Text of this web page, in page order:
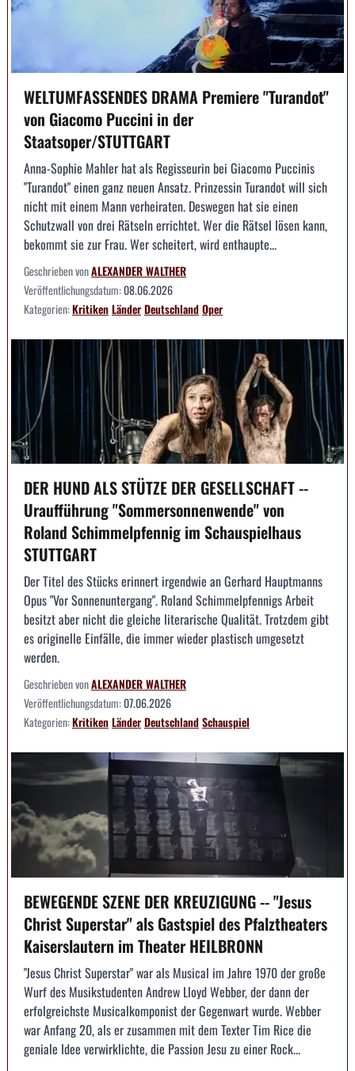
WELTUMFASSENDES DRAMA Premiere "Turandot"
von Giacomo Puccini in der
Staatsoper/STUTTGART
Anna-Sophie Mahler hat als Regisseurin bei Giacomo Puccinis
"Turandot" einen ganz neuen Ansatz. Prinzessin Turandot will sich
nicht mit einem Mann verheiraten. Deswegen hat sie einen
Schutzwall von drei Rätseln errichtet. Wer die Rätsel lösen kann,
bekommt sie zur Frau. Wer scheitert, wird enthaupte...
Geschrieben vonALEXANDER WALTHER
Veröffentlichungsdatum:08.06.2026
Kategorien:KritikenLänderDeutschlandOper
DER HUND ALS STÜTZE DER GESELLSCHAFT --
Uraufführung "Sommersonnenwende" von
Roland Schimmelpfennig im Schauspielhaus
STUTTGART
Der Titel des Stücks erinnert irgendwie an Gerhard Hauptmanns
Opus "Vor Sonnenuntergang". Roland Schimmelpfennigs Arbeit
besitzt aber nicht die gleiche literarische Qualität. Trotzdem gibt
es originelle Einfälle, die immer wieder plastisch umgesetzt
werden.
Geschrieben vonALEXANDER WALTHER
Veröffentlichungsdatum:07.06.2026
Kategorien:KritikenLänderDeutschlandSchauspiel
BEWEGENDE SZENE DER KREUZIGUNG -- "Jesus
Christ Superstar" als Gastspiel des Pfalztheaters
Kaiserslautern im Theater HEILBRONN
"Jesus Christ Superstar" war als Musical im Jahre 1970 der große
Wurf des Musikstudenten Andrew Lloyd Webber, der dann der
erfolgreichste Musicalkomponist der Gegenwart wurde. Webber
war Anfang 20, als er zusammen mit dem Texter Tim Rice die
geniale Idee verwirklichte, die Passion Jesu zu einer Rock...